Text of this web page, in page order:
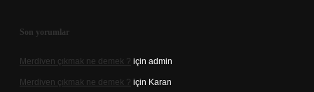
Son yorumlar
Merdiven çıkmak ne demek ? için admin
Merdiven çıkmak ne demek ? için Karan